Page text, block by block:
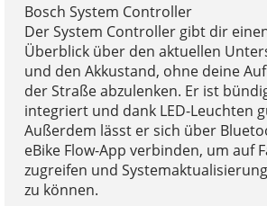
Bosch System Controller
Der System Controller gibt dir
Überblick über den aktuellen
und den Akkustand, ohne deine
der Straße abzulenken. Er ist
integriert und dank LED-Leuchten
Außerdem lässt er sich über
eBike Flow-App verbinden, um auf
zugreifen und
zu können.